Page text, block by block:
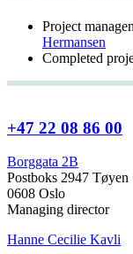
Project
Hermansen
Completed
+47 22 08 86 00
Borggata 2B
Postboks 2947 Tøyen
0608 Oslo
Managing director
Hanne Cecilie Kavli